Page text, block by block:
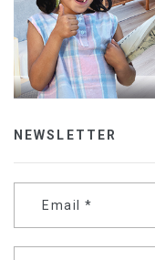
NEWSLETTER
Email *